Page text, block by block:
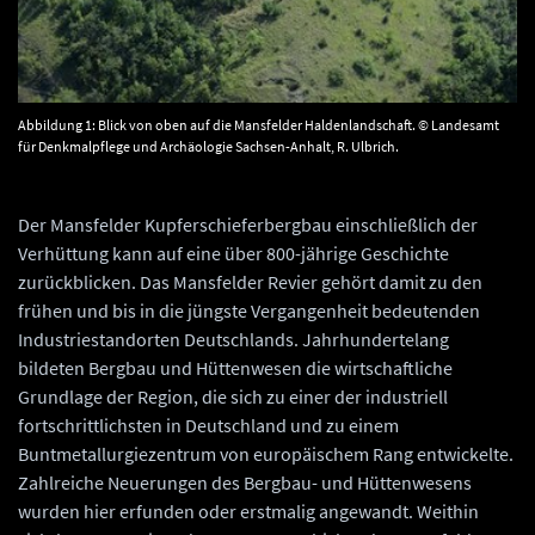
Abbildung 1: Blick von oben auf die Mansfelder Haldenlandschaft. © Landesamt
für Denkmalpflege und Archäologie Sachsen-Anhalt, R. Ulbrich.
Der Mansfelder Kupferschieferbergbau einschließlich der
Verhüttung kann auf eine über 800-jährige Geschichte
zurückblicken. Das Mansfelder Revier gehört damit zu den
frühen und bis in die jüngste Vergangenheit bedeutenden
Industriestandorten Deutschlands. Jahrhundertelang
bildeten Bergbau und Hüttenwesen die wirtschaftliche
Grundlage der Region, die sich zu einer der industriell
fortschrittlichsten in Deutschland und zu einem
Buntmetallurgiezentrum von europäischem Rang entwickelte.
Zahlreiche Neuerungen des Bergbau- und Hüttenwesens
wurden hier erfunden oder erstmalig angewandt. Weithin